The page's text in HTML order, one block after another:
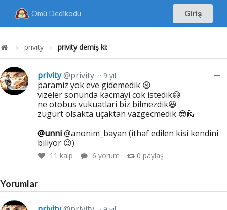
Omü Dedikodu Giriş
privity privity demiş ki:
privity@privity 9 yıl
paramiz yok eve gidemedik 😩
vizeler sonunda kacmayi cok istedik😅
ne otobus vukuatlari biz bilmezdik😆
zugurt olsakta uçaktan vazgecmedik 😎🙋
@unni@anonim_bayan (ithaf edilen kisi kendini
biliyor 😉)
11 kalp 6 yorum 0 paylaş
Yorumlar